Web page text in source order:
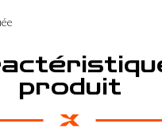
produit